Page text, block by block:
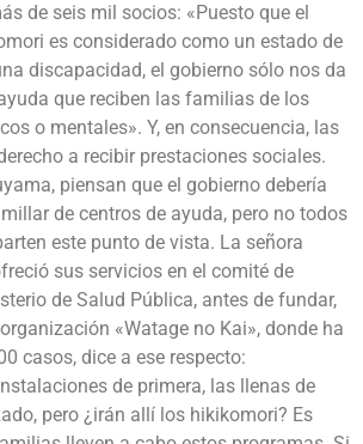
de seis mil socios: «Puesto que el
es considerado como un estado de
discapacidad, el gobierno sólo nos da
que reciben las familias de los
o mentales». Y, en consecuencia, las
a recibir prestaciones sociales.
piensan que el gobierno debería
de centros de ayuda, pero no todos
este punto de vista. La señora
sus servicios en el comité de
de Salud Pública, antes de fundar,
«Watage no Kai», donde ha
casos, dice a ese respecto:
de primera, las llenas de
pero ¿irán allí los hikikomori? Es